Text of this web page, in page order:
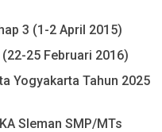
3 (1-2 April 2015)
25 Februari 2016)
Yogyakarta Tahun 2025
Sleman SMP/MTs